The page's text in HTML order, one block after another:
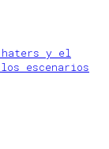
y el
escenarios